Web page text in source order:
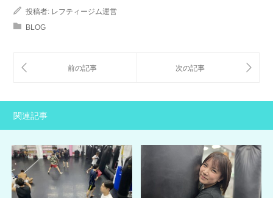
投稿者: レフティージム運営
BLOG
関連記事